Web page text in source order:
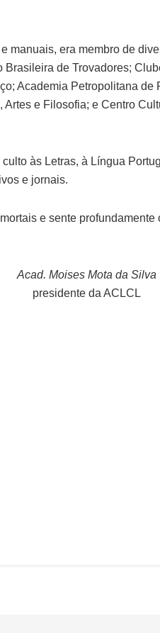
manuais, era membro de
de Trovadores;
Academia Petropolitana
Artes e Filosofia; e Centro
às Letras, à Língua
e jornais.
e sente
Acad. Moises Mota da Silva
presidente da ACLCL